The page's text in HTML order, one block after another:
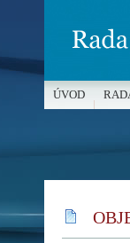
ÚVOD